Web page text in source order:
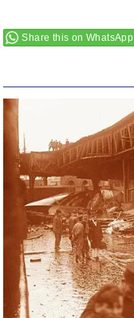
Share this on WhatsApp